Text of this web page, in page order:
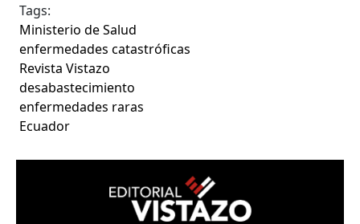
Tags:
Ministerio de Salud
enfermedades catastróficas
Revista Vistazo
desabastecimiento
enfermedades raras
Ecuador